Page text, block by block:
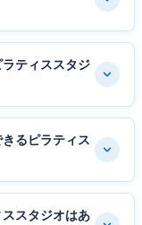
ティススタジ
るピラティス
スタジオはあ